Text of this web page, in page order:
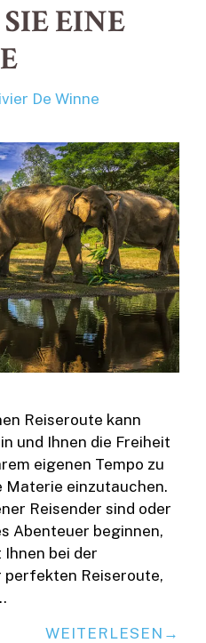
EINE
De Winne
Reiseroute kann
und Ihnen die Freiheit
eigenen Tempo zu
Materie einzutauchen.
Reisender sind oder
Abenteuer beginnen,
bei der
Reiseroute,
WEITERLESEN